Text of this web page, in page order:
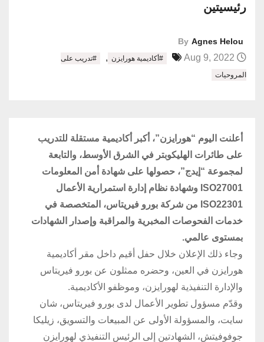
رئيسيتين
By Agnes Helou
#أكاديمية هورايزن ,
#تدريب على
المروحيات
أعلنت اليوم “هورايزن”، أكبر أكاديمية مستقلة للتدريب
على طائرات الهليكوبتر في الشرق الأوسط، والتابعة
لمجموعة “إيدج”، حصولها على شهادة أمن المعلومات
ISO27001 وشهادة نظام إدارة استمرارية الأعمال
ISO22301 من شركة بورو فيريتاس، المتخصصة في
خدمات الفحوصات المخبرية والمراقبة وإصدار الشهادات
بمستوى عالمي.
وجاء ذلك الإعلان خلال حفل أقيم داخل مقر أكاديمية
هورايزن في العين، وحضره ممثلون عن بورو فيريتاس
والإدارة التنفيذية لهورايزن، وموظفو الأكاديمية.
وقدّم مسؤول تطوير الأعمال لدى بورو فيريتاس، شان
سايت، والمسؤولة الأولى عن المبيعات والتسويق، زيليكا
جوفوفيتش، الشهادتين إلى الرئيس التنفيذي لهورايزن